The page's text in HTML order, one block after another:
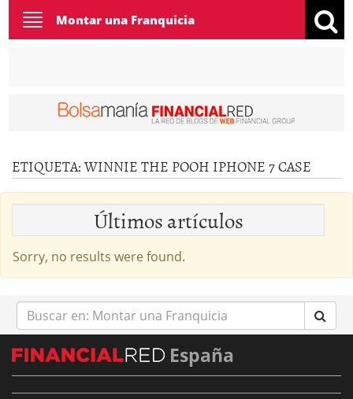
Toggle
navigation
Montar una Franquicia
ETIQUETA:WINNIE THE POOH IPHONE 7 CASE
Últimos artículos
Sorry, no results were found.
Buscar
en:
España